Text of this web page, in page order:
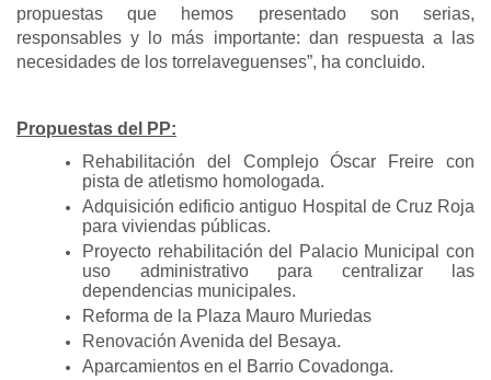
propuestas que hemos presentado son serias,
responsables y lo más importante: dan respuesta a las
necesidades de los torrelaveguenses”, ha concluido.
Propuestas del PP:
Rehabilitación del Complejo Óscar Freire con
pista de atletismo homologada.
Adquisición edificio antiguo Hospital de Cruz Roja
para viviendas públicas.
Proyecto rehabilitación del Palacio Municipal con
uso administrativo para centralizar las
dependencias municipales.
Reforma de la Plaza Mauro Muriedas
Renovación Avenida del Besaya.
Aparcamientos en el Barrio Covadonga.